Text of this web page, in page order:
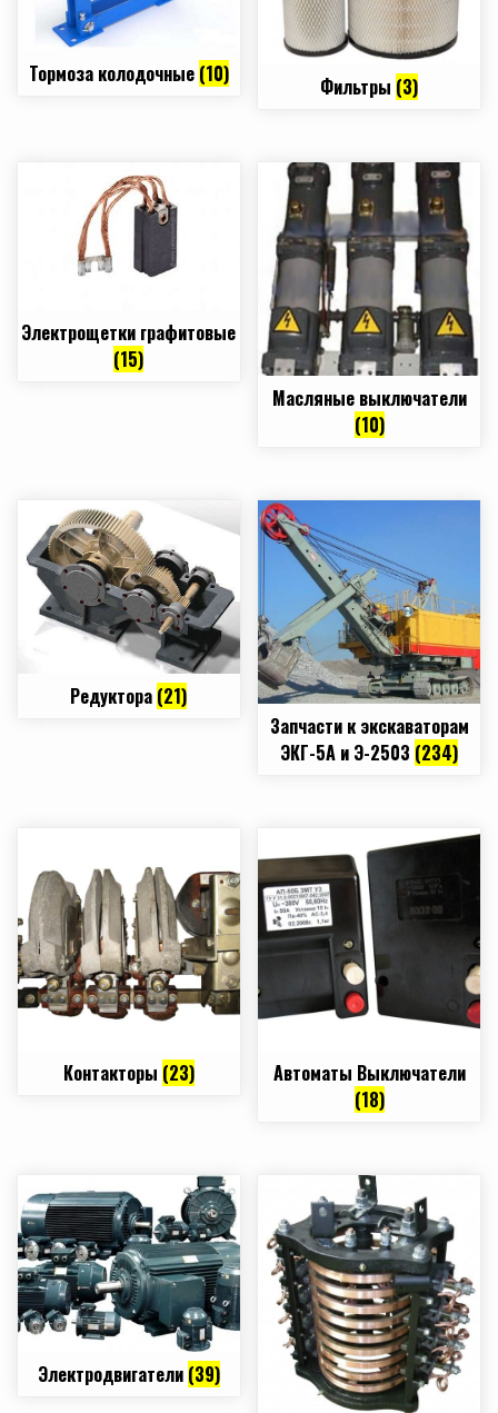
Тормоза колодочные (10)
Фильтры (3)
Электрощетки графитовые
(15)
Масляные выключатели
(10)
Редуктора (21)
Запчасти к экскаваторам
ЭКГ-5А и Э-2503 (234)
Контакторы (23)
Автоматы Выключатели
(18)
Электродвигатели (39)